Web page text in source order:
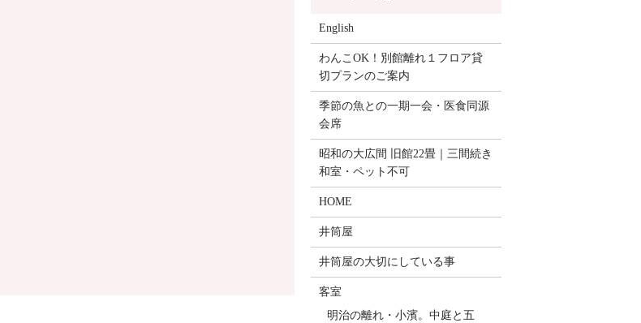
English
わんこOK！別館離れ１フロア貸
切プランのご案内
季節の魚との一期一会・医食同源
会席
昭和の大広間 旧館22畳｜三間続き
和室・ペット不可
HOME
井筒屋
井筒屋の大切にしている事
客室
明治の離れ・小濱。中庭と五